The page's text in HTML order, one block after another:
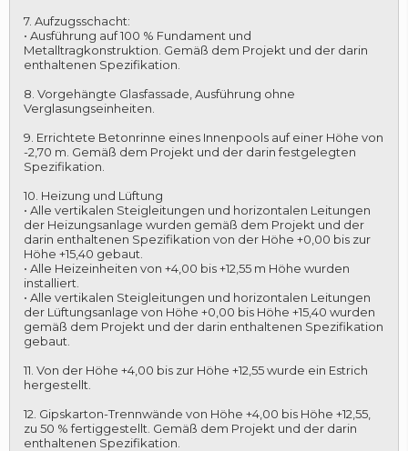
7. Aufzugsschacht:
• Ausführung auf 100 % Fundament und
Metalltragkonstruktion. Gemäß dem Projekt und der darin
enthaltenen Spezifikation.
8. Vorgehängte Glasfassade, Ausführung ohne
Verglasungseinheiten.
9. Errichtete Betonrinne eines Innenpools auf einer Höhe von
-2,70 m. Gemäß dem Projekt und der darin festgelegten
Spezifikation.
10. Heizung und Lüftung
• Alle vertikalen Steigleitungen und horizontalen Leitungen
der Heizungsanlage wurden gemäß dem Projekt und der
darin enthaltenen Spezifikation von der Höhe +0,00 bis zur
Höhe +15,40 gebaut.
• Alle Heizeinheiten von +4,00 bis +12,55 m Höhe wurden
installiert.
• Alle vertikalen Steigleitungen und horizontalen Leitungen
der Lüftungsanlage von Höhe +0,00 bis Höhe +15,40 wurden
gemäß dem Projekt und der darin enthaltenen Spezifikation
gebaut.
11. Von der Höhe +4,00 bis zur Höhe +12,55 wurde ein Estrich
hergestellt.
12. Gipskarton-Trennwände von Höhe +4,00 bis Höhe +12,55,
zu 50 % fertiggestellt. Gemäß dem Projekt und der darin
enthaltenen Spezifikation.